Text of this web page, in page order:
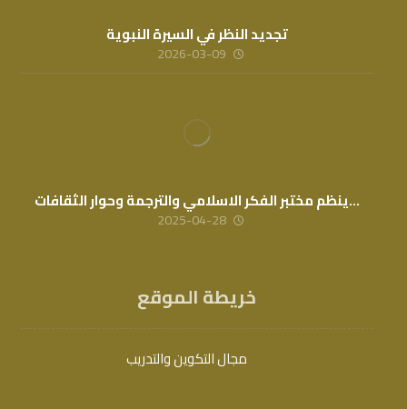
تجديد النظر في السيرة النبوية
2026-03-09
…ينظم مختبر الفكر الاسلامي والترجمة وحوار الثقافات
2025-04-28
خريطة الموقع
مجال التكوين والتدريب